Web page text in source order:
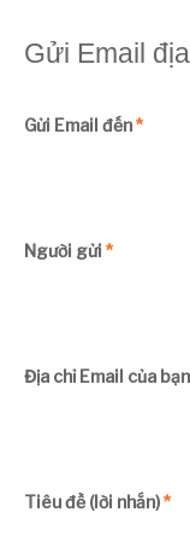
Gửi Email
Gửi Email đến*
Người gửi *
Địa chỉ Email của bạn
Tiêu đề (lời nhắn)*